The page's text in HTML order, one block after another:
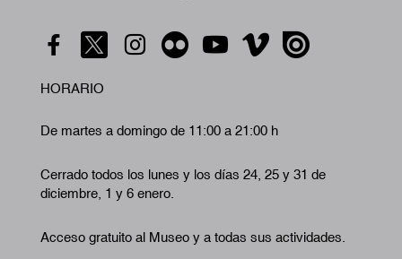
HORARIO
De martes a domingo de 11:00 a 21:00 h
Cerrado todos los lunes y los días 24, 25 y 31 de
diciembre, 1 y 6 enero.
Acceso gratuito al Museo y a todas sus actividades.